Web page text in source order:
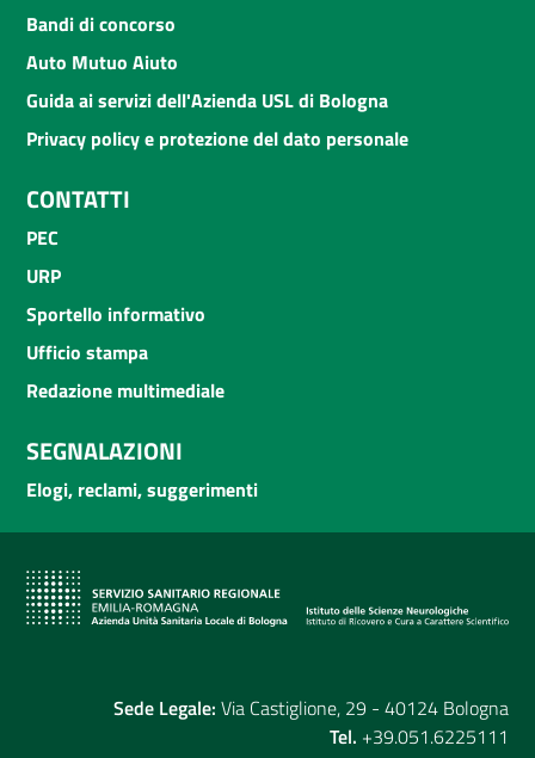
Bandi di concorso
Auto Mutuo Aiuto
Guida ai servizi dell'Azienda USL di Bologna
Privacy policy e protezione del dato personale
CONTATTI
PEC
URP
Sportello informativo
Ufficio stampa
Redazione multimediale
SEGNALAZIONI
Elogi, reclami, suggerimenti
Sede Legale: Via Castiglione, 29 - 40124 Bologna
Tel. +39.051.6225111